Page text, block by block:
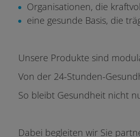
Organisationen, die
eine gesunde Basis, die
Unsere Produkte sind
Von der 24-Stunden-
So bleibt Gesundheit nicht
Dabei begleiten wir Sie